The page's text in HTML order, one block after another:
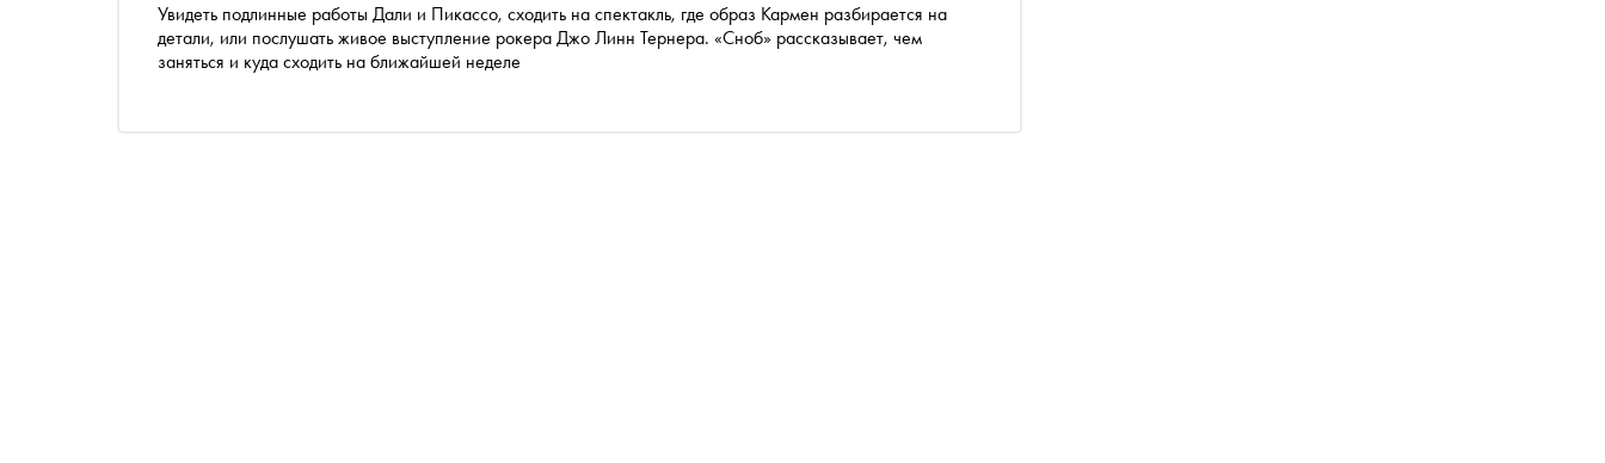
Увидеть подлинные работы Дали и Пикассо, сходить на спектакль, где образ Кармен разбирается на
детали, или послушать живое выступление рокера Джо Линн Тернера. «Сноб» рассказывает, чем
заняться и куда сходить на ближайшей неделе